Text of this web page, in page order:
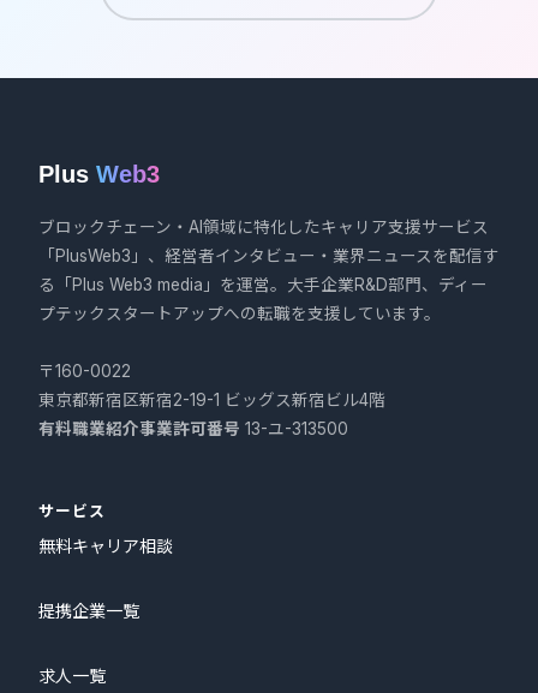
Plus Web3
ブロックチェーン・AI領域に特化したキャリア支援サービス
「PlusWeb3」、経営者インタビュー・業界ニュースを配信す
る「Plus Web3 media」を運営。大手企業R&D部門、ディー
プテックスタートアップへの転職を支援しています。
〒160-0022
東京都新宿区新宿2-19-1 ビッグス新宿ビル4階
有料職業紹介事業許可番号 13-ユ-313500
サービス
無料キャリア相談
提携企業一覧
求人一覧